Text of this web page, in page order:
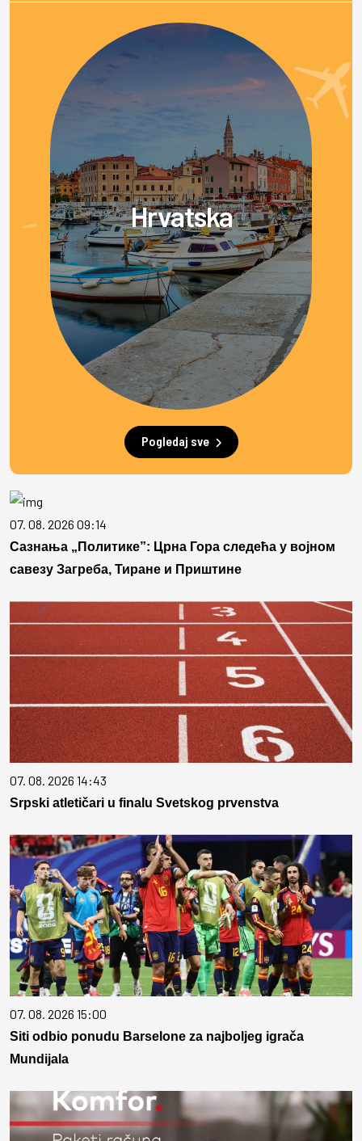
Hrvatska
Pogledaj sve
07. 08. 2026 09:14
Сазнања „Политике”: Црна Гора следећа у војном
савезу Загреба, Тиране и Приштине
07. 08. 2026 14:43
Srpski atletičari u finalu Svetskog prvenstva
07. 08. 2026 15:00
Siti odbio ponudu Barselone za najboljeg igrača
Mundijala